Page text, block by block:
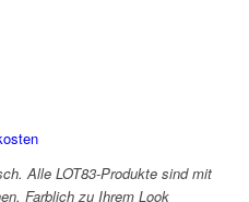
Alle LOT83-Produkte sind mit
Farblich zu Ihrem Look